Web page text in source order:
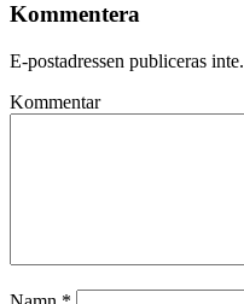
Kommentera
E-postadressen publiceras inte.
Kommentar